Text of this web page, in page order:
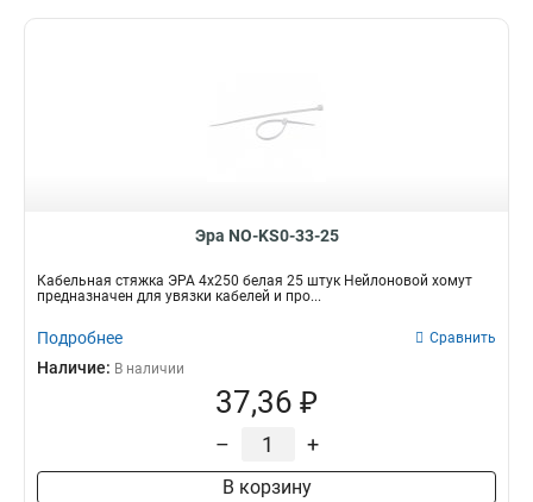
Эра NO-KS0-33-25
Кабельная стяжка ЭРА 4x250 белая 25 штук Нейлоновой хомут
предназначен для увязки кабелей и про...
Подробнее Сравнить
Наличие: В наличии
37,36 ₽
– +
В корзину